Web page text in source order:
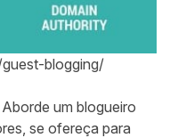
blogging/
um blogueiro
se ofereça para